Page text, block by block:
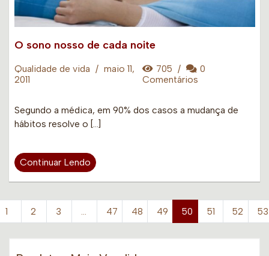
O sono nosso de cada noite
Qualidade de vida / maio 11,
2011
705 /
0
Comentários
Segundo a médica, em 90% dos casos a mudança de
hábitos resolve o […]
Continuar Lendo
1 2 3 … 47 48 49 50 51 52 53